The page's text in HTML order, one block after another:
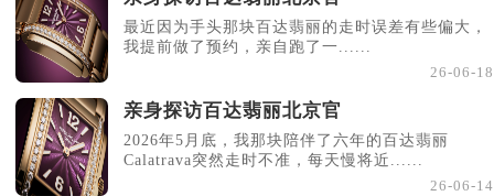
最近因为手头那块百达翡丽的走时误差有些偏大，
我提前做了预约，亲自跑了一......
26-06-18
亲身探访百达翡丽北京官
2026年5月底，我那块陪伴了六年的百达翡丽
Calatrava突然走时不准，每天慢将近......
26-06-14